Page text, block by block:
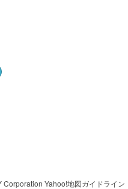
Corporation Yahoo!地図ガイドライン